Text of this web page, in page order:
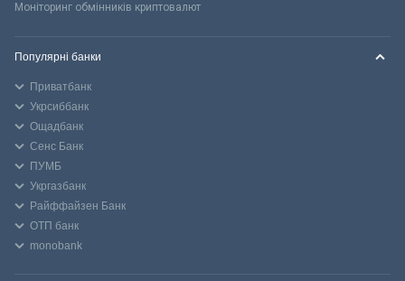
Моніторинг обмінників криптовалют
Популярні банки
Приватбанк
Укрсиббанк
Ощадбанк
Сенс Банк
ПУМБ
Укргазбанк
Райффайзен Банк
ОТП банк
monobank